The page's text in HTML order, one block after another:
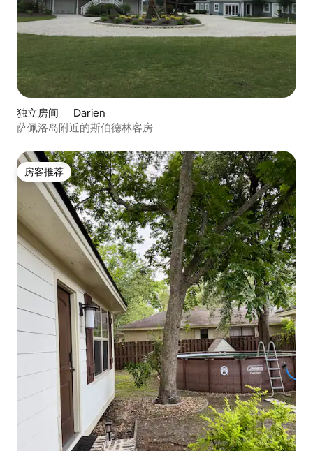
独立房间 ｜ Darien
萨佩洛岛附近的斯伯德林客房
房客推荐
房客推荐